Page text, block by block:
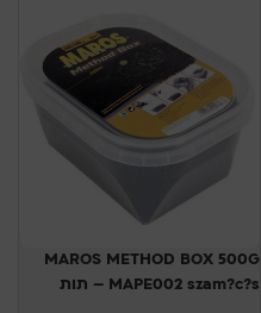
MAROS METHOD BOX 500G
MAPE002 szam?c?s – תות